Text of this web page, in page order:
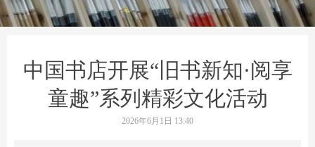
中国书店开展“旧书新知·阅享
童趣”系列精彩文化活动
2026年6月1日 13:40